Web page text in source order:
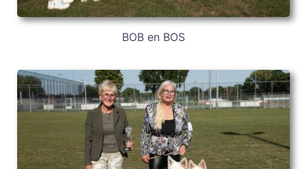
BOB en BOS